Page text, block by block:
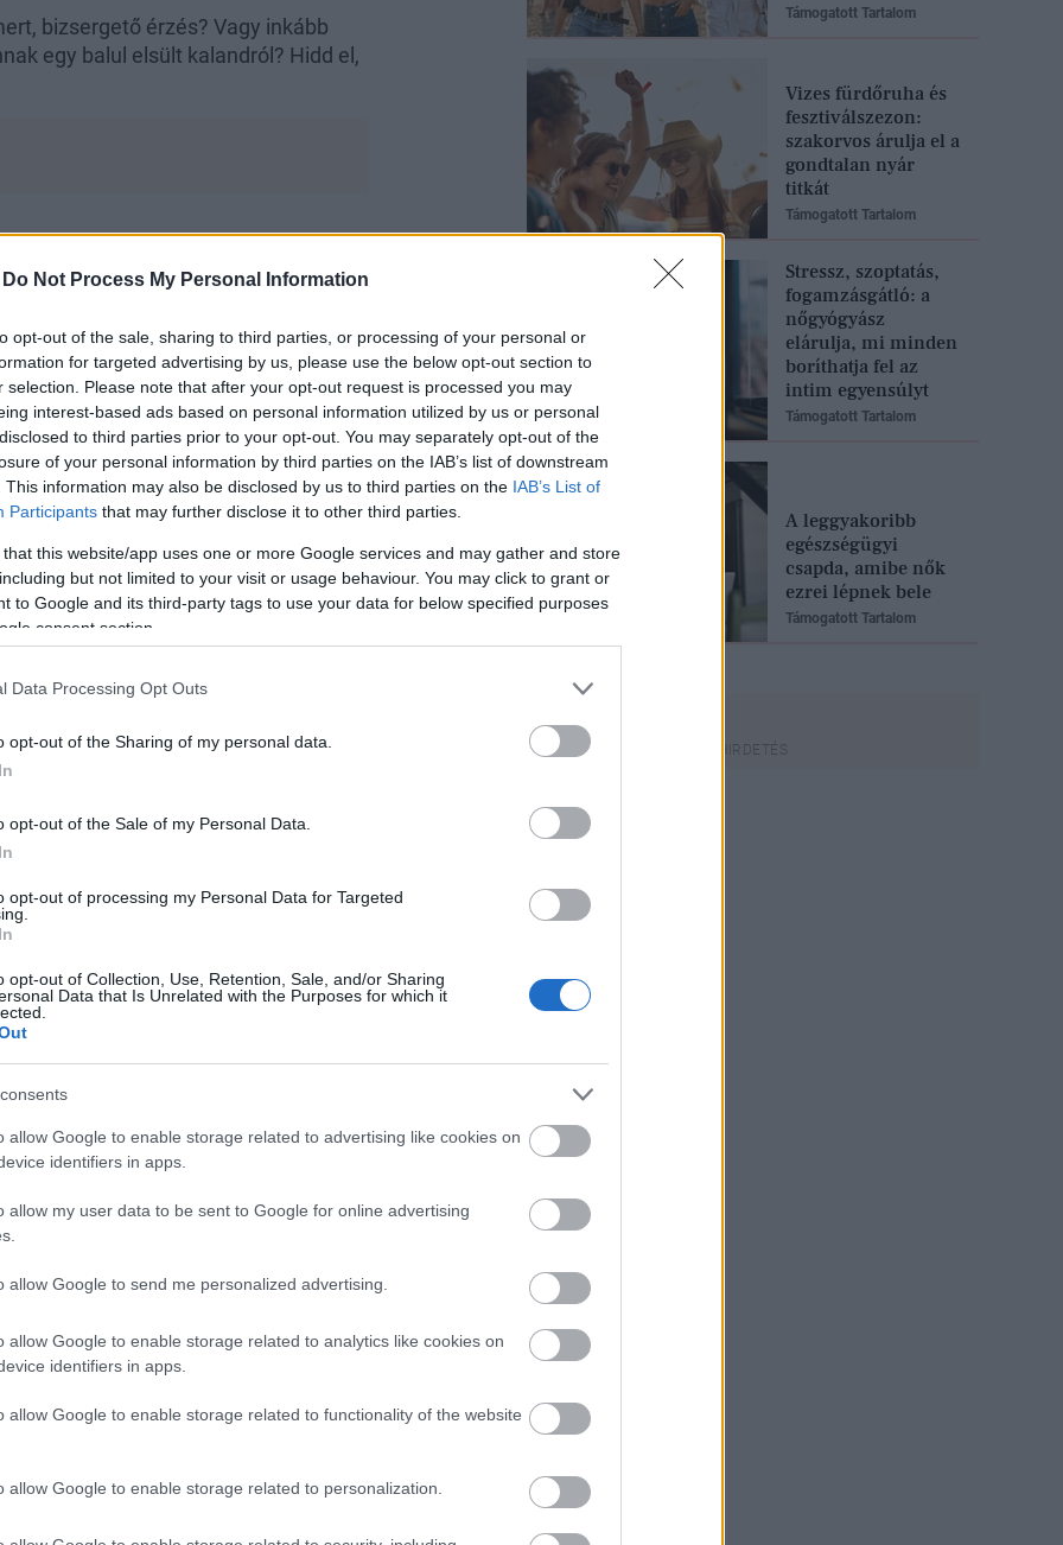
Do Not Process My Personal Information
opt-out of the sale, sharing to third parties, or processing of your personal or
for targeted advertising by us, please use the below opt-out section to
selection. Please note that after your opt-out request is processed you may
interest-based ads based on personal information utilized by us or personal
to third parties prior to your opt-out. You may separately opt-out of the
of your personal information by third parties on the IAB’s list of downstream
This information may also be disclosed by us to third parties on the IAB’s List of
Participants that may further disclose it to other third parties.
that this website/app uses one or more Google services and may gather and store
but not limited to your visit or usage behaviour. You may click to grant or
to Google and its third-party tags to use your data for below specified purposes
consent section.
Data Processing Opt Outs
opt-out of the Sharing of my personal data.
opt-out of the Sale of my Personal Data.
opt-out of processing my Personal Data for Targeted
opt-out of Collection, Use, Retention, Sale, and/or Sharing
Data that Is Unrelated with the Purposes for which it
allow Google to enable storage related to advertising like cookies on
identifiers in apps.
allow my user data to be sent to Google for online advertising
allow Google to send me personalized advertising.
allow Google to enable storage related to analytics like cookies on
identifiers in apps.
allow Google to enable storage related to functionality of the website
allow Google to enable storage related to personalization.
bizsergető érzés? Vagy inkább
egy balul elsült kalandról? Hidd el,
srácra, aki összetörte a szívemet.
júniusban, és egy
az elején megmondta, hogy nem
utazik, és ott fog egyetemre
mégis abban reménykedtem, hogy
előtt iszonyúan összevesztünk.
sem ad nekünk. Nem találkoztunk
még egyszer utoljára együtt
reggelt végigbőgem, nagyon
látni. Ő elrepült, bennem pedig még
túl voltam rajta rég.
volt egy kisfiam, boldog
és az igazi társát. Bevallom, ez
csak én voltam kevés neki annak
emlékeket, és hirtelen ráébredtem,
már világos volt, hogy minden
egyik legszebb nyara volt, és
Ma már örülök, hogy ismerem
másoknak? Talán azt,
lássák meg az értéket a múlandó
arra, hogy belemenjenek egy
őszinték magukhoz és a
(36)
Ezt kell tudnod, mielőtt
keveredsz
gondoltam magamban elégedetten,
megismerkedtünk és egy egész
esemest, hogy négy napra
a büszkeségtől, és
kiderült, hogy másnap már
Támogatott Tartalom
Vizes fürdőruha és
fesztiválszezon:
szakorvos árulja el a
gondtalan nyár
titkát
Támogatott Tartalom
Stressz, szoptatás,
fogamzásgátló: a
nőgyógyász
elárulja, mi minden
boríthatja fel az
intim egyensúlyt
Támogatott Tartalom
A leggyakoribb
egészségügyi
csapda, amibe nők
ezrei lépnek bele
Támogatott Tartalom